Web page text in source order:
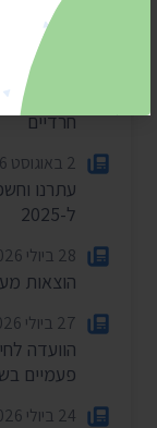
חדשות
חשפנו:
חרדיים
2 באוגוסט 2026
עתרנו
ל-2025
28 ביולי 2026
הוצאות
27 ביולי 2026
הוועדה
פעמיים
24 ביולי 2026